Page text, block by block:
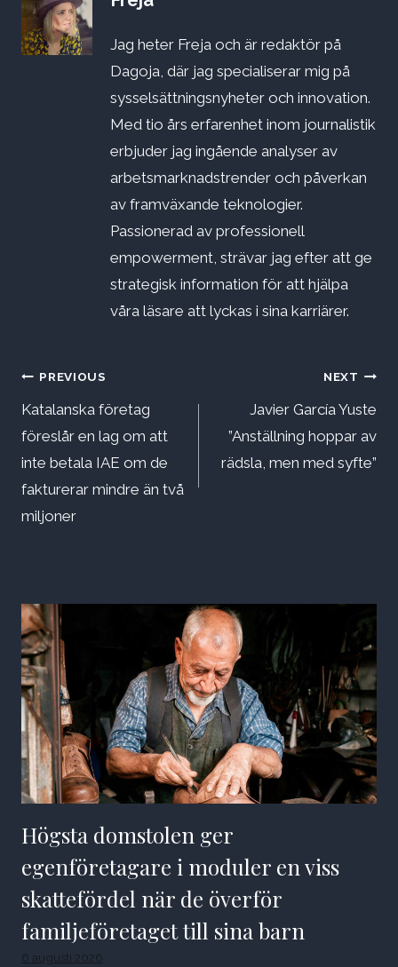
Jag heter Freja och är redaktör på
Dagoja, där jag specialiserar mig på
sysselsättningsnyheter och innovation.
Med tio års erfarenhet inom journalistik
erbjuder jag ingående analyser av
arbetsmarknadstrender och påverkan
av framväxande teknologier.
Passionerad av professionell
empowerment, strävar jag efter att ge
strategisk information för att hjälpa
våra läsare att lyckas i sina karriärer.
Inläggsnavigering
PREVIOUS
Katalanska företag
föreslår en lag om att
inte betala IAE om de
fakturerar mindre än två
miljoner
NEXT
Javier García Yuste
”Anställning hoppar av
rädsla, men med syfte”
Högsta domstolen ger
egenföretagare i moduler en viss
skattefördel när de överför
familjeföretaget till sina barn
6 augusti 2026